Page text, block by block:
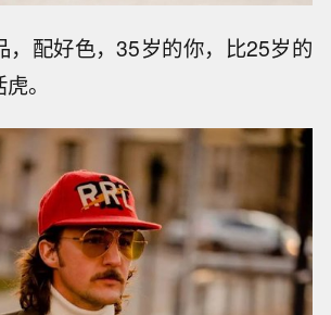
，配好色，35岁的你，比25岁的
。